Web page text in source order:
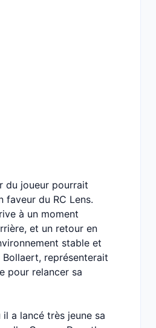
du joueur pourrait
faveur du RC Lens.
à un moment
et un retour en
stable et
représenterait
pour relancer sa
il a lancé très jeune sa